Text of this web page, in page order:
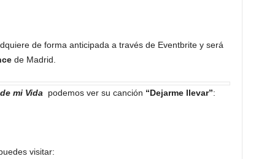
de forma anticipada a través de Eventbrite y será
de Madrid.
mi Vida podemos ver su canción “Dejarme llevar”:
visitar: